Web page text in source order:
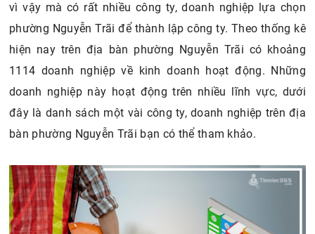
vì vậy mà có rất nhiều công ty, doanh nghiệp lựa chọn
phường Nguyễn Trãi để thành lập công ty. Theo thống kê
hiện nay trên địa bàn phường Nguyễn Trãi có khoảng
1114 doanh nghiệp về kinh doanh hoạt động. Những
doanh nghiệp này hoạt động trên nhiều lĩnh vực, dưới
đây là danh sách một vài công ty, doanh nghiệp trên địa
bàn phường Nguyễn Trãi bạn có thể tham khảo.